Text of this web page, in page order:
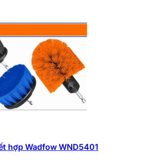
hợp Wadfow WND5401